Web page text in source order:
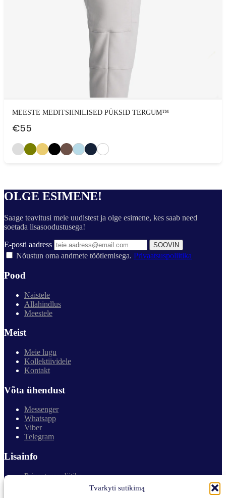
Tvarkyti sutikimą
MEESTE MEDITSIINILISED PÜKSID TERGUM™
€55
OLGE ESIMENE!
Saage teavitusi meie uudistest ja olge esimene, kes saab need
soetada lisasoodustusega!
E-posti aadress SOOVIN
Nõustun oma andmete töötlemisega. Privaatsuspoliitika
Pood
Naistele
Allahindlus
Meestele
Meist
Meie lugu
Kollektiividele
Kontakt
Võta ühendust
Messenger
Whatsapp
Viber
Telegram
Lisainfo
Privaatsuspoliitika
Tagastamine ja garantii
Ostmine ja kohaletoimetamine